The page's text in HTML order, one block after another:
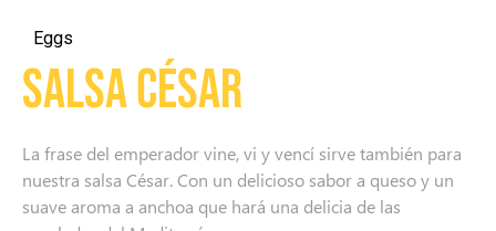
Eggs
Salsa César
La frase del emperador vine, vi y vencí sirve también para
nuestra salsa César. Con un delicioso sabor a queso y un
suave aroma a anchoa que hará una delicia de las